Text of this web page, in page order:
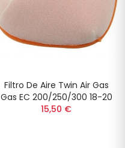
Filtro De Aire Twin Air Gas
Gas EC 200/250/300 18-20
15,50 €